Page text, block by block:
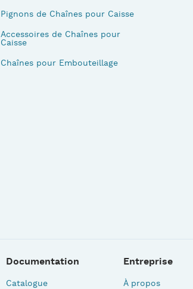
Pignons de Chaînes pour Caisse
Accessoires de Chaînes pour
Caisse
Chaînes pour Embouteillage
Documentation
Catalogue
Entreprise
À propos